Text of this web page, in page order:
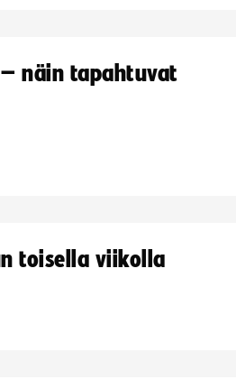
näin tapahtuvat
toisella viikolla